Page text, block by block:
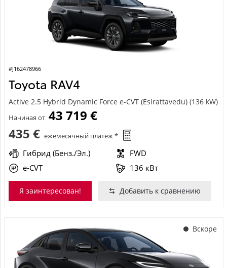
#J162478966
Toyota RAV4
Active 2.5 Hybrid Dynamic Force e-CVT (Esirattavedu) (136 kW)
Начиная от 43 719 €
435 € ежемесячный платёж *
Гибрид (Бенз./Эл.)
FWD
e-CVT
136 кВт
Я заинтересован! Добавить к сравнению
Вскоре